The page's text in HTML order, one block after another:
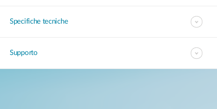
Specifiche tecniche
Supporto